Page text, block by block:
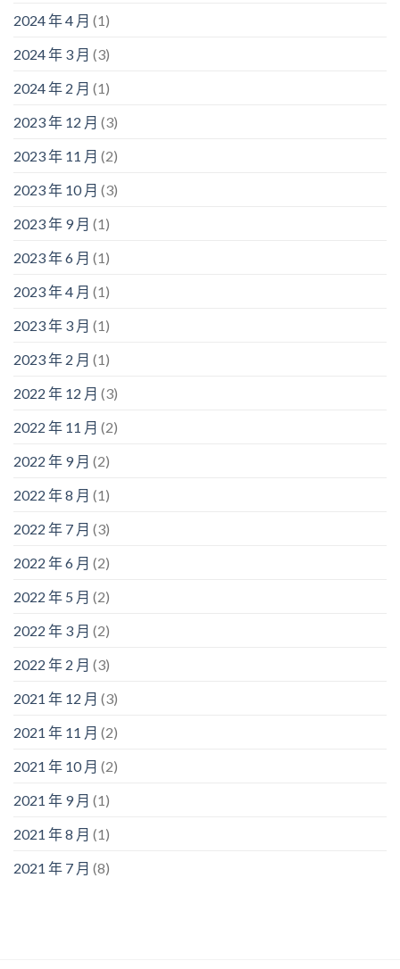
2024 年 4 月 (1)
2024 年 3 月 (3)
2024 年 2 月 (1)
2023 年 12 月 (3)
2023 年 11 月 (2)
2023 年 10 月 (3)
2023 年 9 月 (1)
2023 年 6 月 (1)
2023 年 4 月 (1)
2023 年 3 月 (1)
2023 年 2 月 (1)
2022 年 12 月 (3)
2022 年 11 月 (2)
2022 年 9 月 (2)
2022 年 8 月 (1)
2022 年 7 月 (3)
2022 年 6 月 (2)
2022 年 5 月 (2)
2022 年 3 月 (2)
2022 年 2 月 (3)
2021 年 12 月 (3)
2021 年 11 月 (2)
2021 年 10 月 (2)
2021 年 9 月 (1)
2021 年 8 月 (1)
2021 年 7 月 (8)